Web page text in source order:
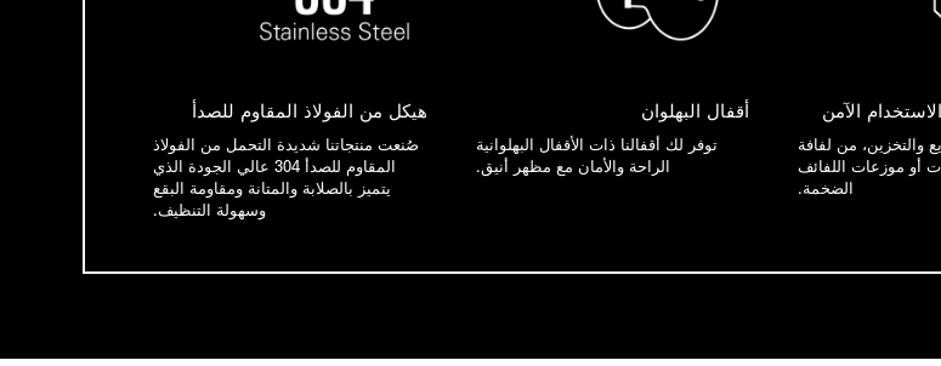
هيكل من الفولاذ المقاوم للصدأ
صُنعت منتجاتنا شديدة التحمل من الفولاذ
المقاوم للصدأ 304 عالي الجودة الذي
يتميز بالصلابة والمتانة ومقاومة البقع
وسهولة التنظيف.
أقفال البهلوان
توفر لك أقفالنا ذات الأقفال البهلوانية
الراحة والأمان مع مظهر أنيق.
الآمن
والتخزين، من لفافة
أو موزعات اللفائف
الضخمة.